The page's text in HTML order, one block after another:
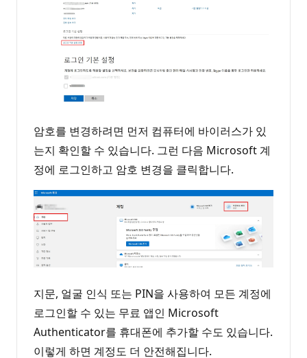
암호를 변경하려면 먼저 컴퓨터에 바이러스가 있
는지 확인할 수 있습니다. 그런 다음 Microsoft 계
정에 로그인하고 암호 변경을 클릭합니다.
지문, 얼굴 인식 또는 PIN을 사용하여 모든 계정에
로그인할 수 있는 무료 앱인 Microsoft
Authenticator를 휴대폰에 추가할 수도 있습니다.
이렇게 하면 계정도 더 안전해집니다.